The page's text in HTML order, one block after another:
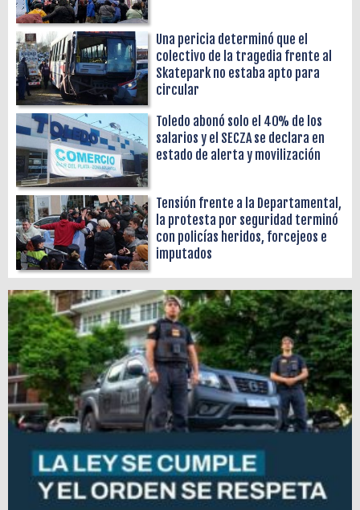
Una pericia determinó que el
colectivo de la tragedia frente al
Skatepark no estaba apto para
circular
Toledo abonó solo el 40% de los
salarios y el SECZA se declara en
estado de alerta y movilización
Tensión frente a la Departamental,
la protesta por seguridad terminó
con policías heridos, forcejeos e
imputados